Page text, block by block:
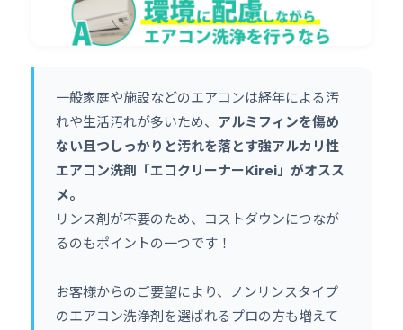
一般家庭や施設などのエアコンは経年による汚
れや生活汚れが多いため、 アルミフィンを傷め
ない且つしっかりと汚れを落とす強アルカリ性
エアコン洗剤「エコクリーナーKirei」がオスス
メ。
リンス剤が不要のため、コストダウンにつなが
るのもポイントの一つです！
お客様からのご要望により、ノンリンスタイプ
のエアコン洗浄剤を選ばれるプロの方も増えて